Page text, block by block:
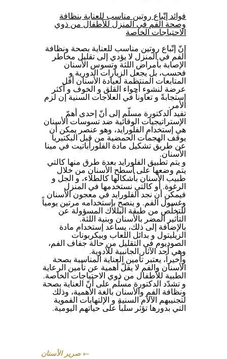
فوائد إتّباع روتين مناسب للعناية بنظافة
وصحة الفم في المنزل للأطفال من ذوي
الاحتياجات الخاصة
إنّ إتّباع روتين مناسب للعناية بصحة ونظافة
الفم في المنزل لا يؤدي إلى تقليل مخاطر
الإصابة بأمراض اللثة وتسوس الأسنان
فحسب، بل يجعل الزيارات الدورية و
المتابعات المنتظمة لعيادة الأسنان أقل
عرضة لنشوء أجواء القلق و الخوف و أكثر
إستجابةً و تعاوناً في العلاجات السنية إن لزم
الأمر.
تفيد الدكتورة مسلّم إلى أنّ إحدى أهمّ
الإستراتيجيات الوقائية ضد تسوسات الأسنان
هي إستخدام الفلورايد، وهو عنصر يمكن أن
يوقف الهجمات الحمضية من قبل البكتيريا
عن طريق تشكيل مادة الفلورأباتيت في مينا
الأسنان.
و يتم تطبيق الفلورايد بعدة طرق منها كالتي
يتم وضعها على أسطح الأسنان من خلال
طبيب الأسنان بأشكالها كالطلاء، و الجل و
الرغوة. أو كالتي نستخدمها في المنزل
فيمكن أن نجد الفلورايد في معجون الأسنان
وغسول الفم. و ينصح بإستخدامه مرتين يومياً
للتخلّص من طبقة البللاك المسؤولة عن
التأثير المضر بالأسنان وبنية اللثة.
بالإضافة إلى ذلك، يساعد إستخدام مادة
الزيليتول و بدائل اللعاب وبيكربونات
الصوديوم في التقليل من حالة جفاف الفم،
وهي أحد الآثار الجانبية للأدوية.
وأخيراً، يعتبر تأمين العناية المناسبة بصحة
الأسنان والفم لا يقلّ أهمية عن تأمين الرعاية
الطبية للأطفال من ذوي الاحتياجات الخاصة.
و تشدّد الدكتورة مسلّم على أنّ العناية بصحة
ونظافة الفم والأسنان بالغة الأهمية، وذلك
لتجنيبهم الآلآم السنية و الإلتهابات الفموية
التي بدورها تؤثر سلباً على حياتهم اليومية.
←صرير الأسنان